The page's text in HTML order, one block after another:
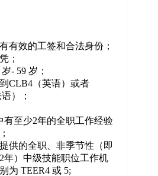
有效的工签和合法身份；
；
- 59 岁；
CLB4（英语）或者
）；
有至少2年的全职工作经验
供的全职、非季节性（即
年）中级技能职位工作机
为 TEER4 或 5;